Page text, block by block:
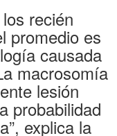
recién
promedio es
causada
macrosomía
lesión
probabilidad
explica la